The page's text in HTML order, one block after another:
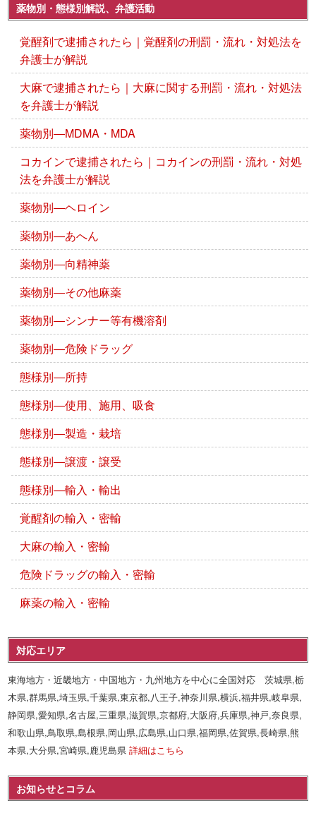
薬物別・態様別解説、弁護活動
覚醒剤で逮捕されたら｜覚醒剤の刑罰・流れ・対処法を
弁護士が解説
大麻で逮捕されたら｜大麻に関する刑罰・流れ・対処法
を弁護士が解説
薬物別―MDMA・MDA
コカインで逮捕されたら｜コカインの刑罰・流れ・対処
法を弁護士が解説
薬物別―ヘロイン
薬物別―あへん
薬物別―向精神薬
薬物別―その他麻薬
薬物別―シンナー等有機溶剤
薬物別―危険ドラッグ
態様別―所持
態様別―使用、施用、吸食
態様別―製造・栽培
態様別―譲渡・譲受
態様別―輸入・輸出
覚醒剤の輸入・密輸
大麻の輸入・密輸
危険ドラッグの輸入・密輸
麻薬の輸入・密輸
対応エリア
東海地方・近畿地方・中国地方・九州地方を中心に全国対応 茨城県,栃
木県,群馬県,埼玉県,千葉県,東京都,八王子,神奈川県,横浜,福井県,岐阜県,
静岡県,愛知県,名古屋,三重県,滋賀県,京都府,大阪府,兵庫県,神戸,奈良県,
和歌山県,鳥取県,島根県,岡山県,広島県,山口県,福岡県,佐賀県,長崎県,熊
本県,大分県,宮崎県,鹿児島県詳細はこちら
お知らせとコラム